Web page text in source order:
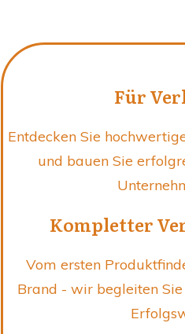
Für
Entdecken Sie
und bauen Sie
Kompletter
Vom ersten
Brand - wir begleiten